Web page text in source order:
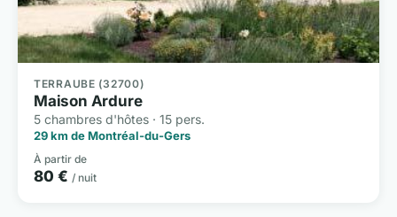
TERRAUBE (32700)
Maison Ardure
5 chambres d'hôtes · 15 pers.
29 km de Montréal-du-Gers
À partir de
80 € / nuit